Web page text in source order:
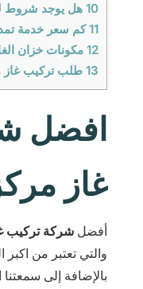
10هل يوجد شروط
11كم سعر خدمة
12مكونات خزان
13طلب تركيب غاز
افضل
غاز
أفضل شركة تركيب
والتي تعتبر من
بالإضافة إلى سمعتنا